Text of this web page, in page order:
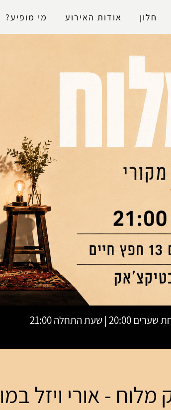
חלון אודות האירוע מי מופיע?
מלוח - אורי ויזל